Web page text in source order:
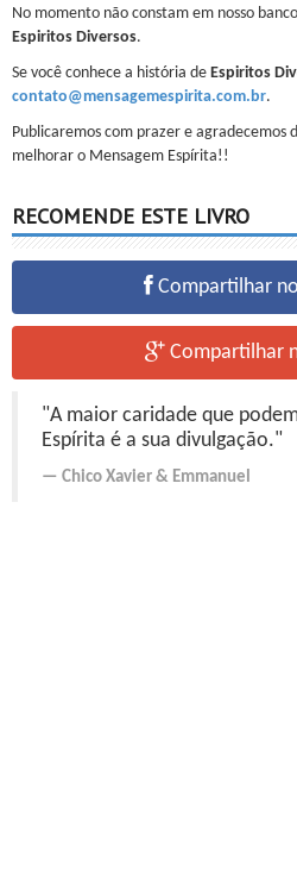
No momento não constam em nosso
Espiritos Diversos.
Se você conhece a história de Espiritos
contato@mensagemespirita.com.br.
Publicaremos com prazer e agradecemos
melhorar o Mensagem Espírita!!
RECOMENDE ESTE LIVRO
Compartilhar
Compartilhar
"A maior caridade que
Espírita é a sua divulgação."
Chico Xavier & Emmanuel